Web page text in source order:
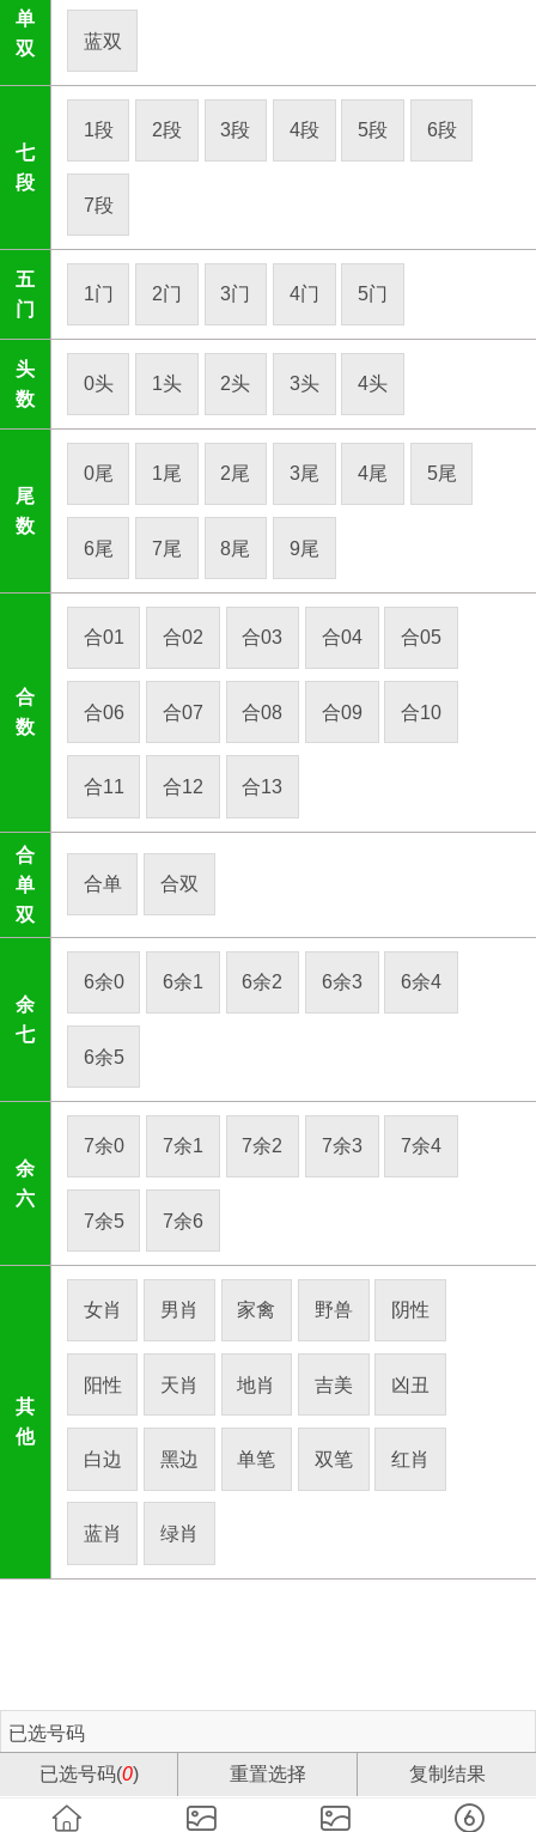
单
双
蓝双
七
段
1段 2段 3段 4段 5段 6段
7段
五
门
1门 2门 3门 4门 5门
头
数
0头 1头 2头 3头 4头
尾
数
0尾 1尾 2尾 3尾 4尾 5尾
6尾 7尾 8尾 9尾
合
数
合01 合02 合03 合04 合05
合06 合07 合08 合09 合10
合11 合12 合13
合
单
双
合单 合双
余
七
6余0 6余1 6余2 6余3 6余4
6余5
余
六
7余0 7余1 7余2 7余3 7余4
7余5 7余6
其
他
女肖 男肖 家禽 野兽 阴性
阳性 天肖 地肖 吉美 凶丑
白边 黑边 单笔 双笔 红肖
蓝肖 绿肖
已选号码
已选号码(0) 重置选择 复制结果